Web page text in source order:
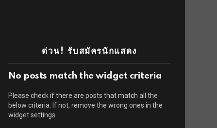
ด่วน! รับสมัครนักแสดง
No posts match the widget criteria
Please check if there are posts that match all the
below criteria. If not, remove the wrong ones in the
widget settings.